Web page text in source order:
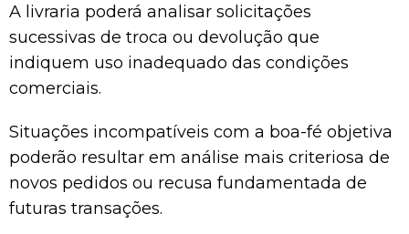
A livraria poderá analisar solicitações
sucessivas de troca ou devolução que
indiquem uso inadequado das condições
comerciais.
Situações incompatíveis com a boa-fé objetiva
poderão resultar em análise mais criteriosa de
novos pedidos ou recusa fundamentada de
futuras transações.